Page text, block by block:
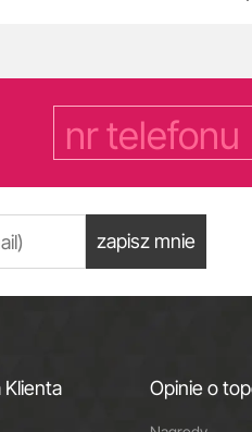
zapisz mnie
Klienta Opinie o